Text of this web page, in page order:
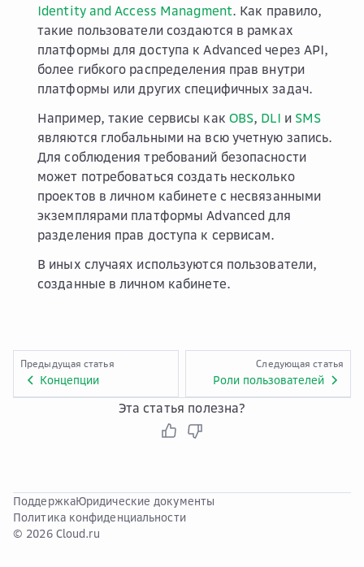
Identity and Access Managment. Как правило,
такие пользователи создаются в рамках
платформы для доступа к Advanced через API,
более гибкого распределения прав внутри
платформы или других специфичных задач.
Например, такие сервисы как OBS, DLI и SMS
являются глобальными на всю учетную запись.
Для соблюдения требований безопасности
может потребоваться создать несколько
проектов в личном кабинете с несвязанными
экземплярами платформы Advanced для
разделения прав доступа к сервисам.
В иных случаях используются пользователи,
созданные в личном кабинете.
Предыдущая статья
Концепции
Следующая статья
Роли пользователей
Эта статья полезна?
ПоддержкаЮридические документы
Политика конфиденциальности
© 2026 Cloud.ru